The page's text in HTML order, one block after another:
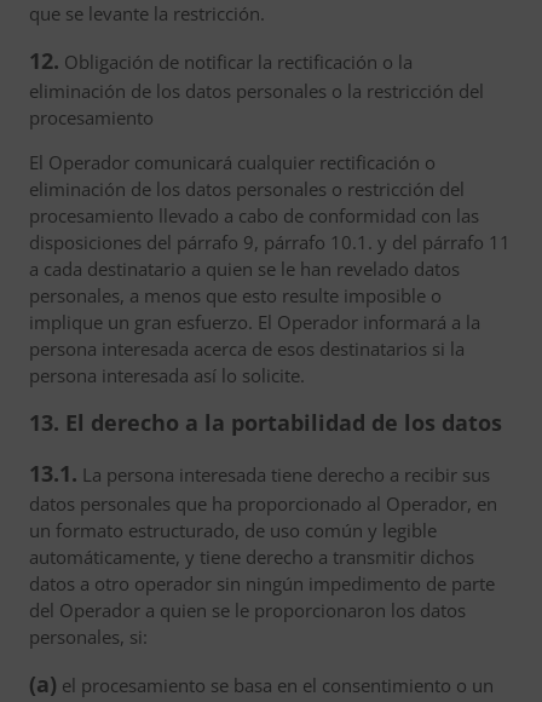
que se levante la restricción.
12. Obligación de notificar la rectificación o la
eliminación de los datos personales o la restricción del
procesamiento
El Operador comunicará cualquier rectificación o
eliminación de los datos personales o restricción del
procesamiento llevado a cabo de conformidad con las
disposiciones del párrafo 9, párrafo 10.1. y del párrafo 11
a cada destinatario a quien se le han revelado datos
personales, a menos que esto resulte imposible o
implique un gran esfuerzo. El Operador informará a la
persona interesada acerca de esos destinatarios si la
persona interesada así lo solicite.
13. El derecho a la portabilidad de los datos
13.1. La persona interesada tiene derecho a recibir sus
datos personales que ha proporcionado al Operador, en
un formato estructurado, de uso común y legible
automáticamente, y tiene derecho a transmitir dichos
datos a otro operador sin ningún impedimento de parte
del Operador a quien se le proporcionaron los datos
personales, si:
(a) el procesamiento se basa en el consentimiento o un